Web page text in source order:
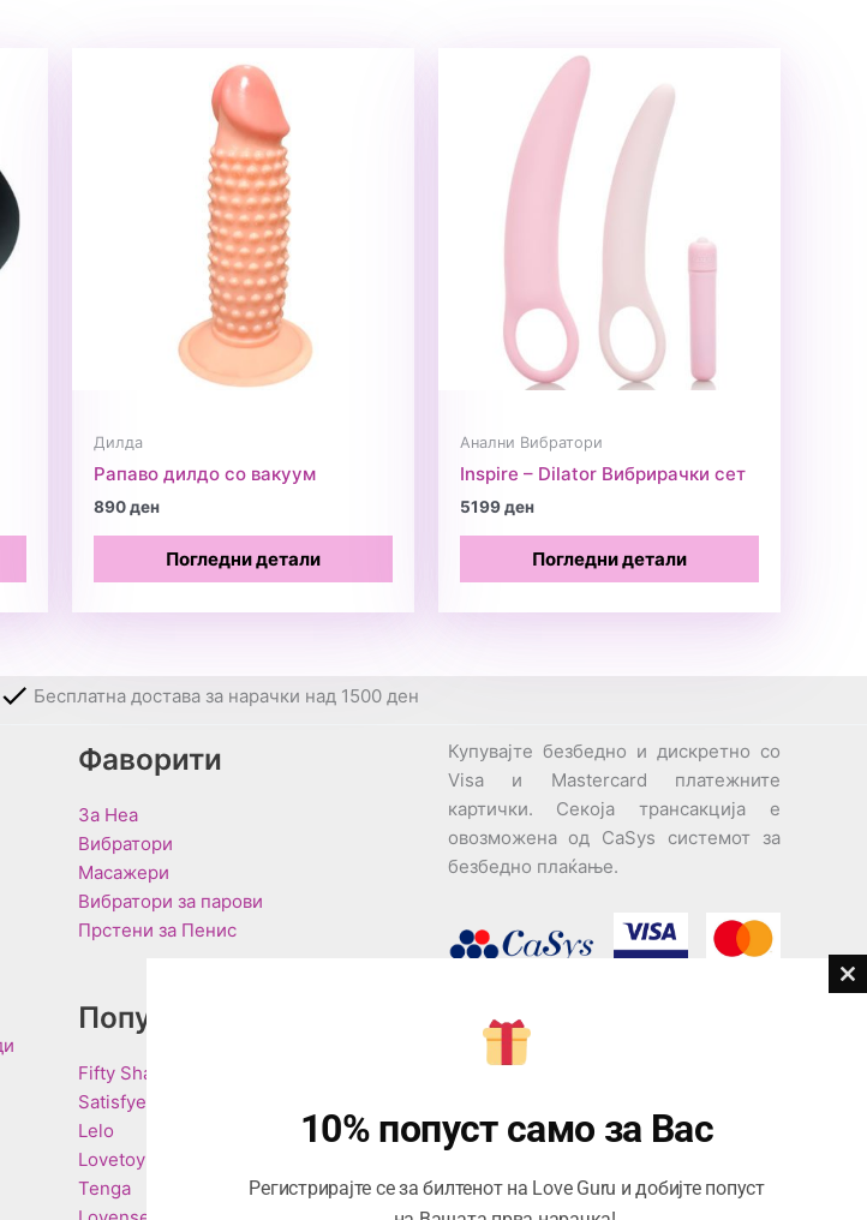
Дилда
Рапаво дилдо со вакуум
890ден
Погледни детали
Анални Вибратори
Inspire – Dilator Вибрирачки сет
5199ден
Погледни детали
Бесплатна достава за нарачки над 1500 ден
Фаворити
За Неа
Вибратори
Масажери
Вибратори за парови
Прстени за Пенис
Популарни Брендови
Fifty Shades of Grey
Satisfyer
Lelo
Lovetoy
Tenga
Купувајте безбедно и дискретно со
Visa и Mastercard платежните
картички. Секоја трансакција е
овозможена од CaSys системот за
безбедно плаќање.
Центар за корисници
076945497; 076945498
Email:
contact@loveguru.mk
10% попуст само за Вас
Регистрирајте се за билтенот на Love Guru и добијте попуст